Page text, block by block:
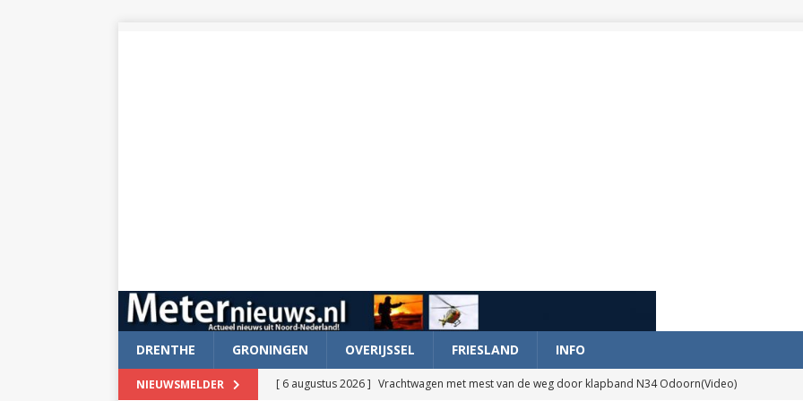
DRENTHE GRONINGEN OVERIJSSEL FRIESLAND INFO
NIEUWSMELDER [ 6 augustus 2026 ] Vrachtwagen met mest van de weg door klapband N34 Odoorn(Video)